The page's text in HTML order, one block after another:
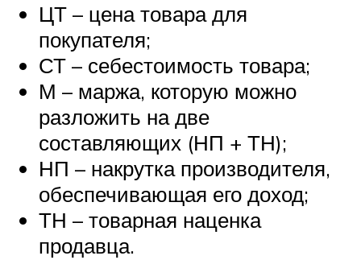
ЦТ – цена товара для
покупателя;
СТ – себестоимость товара;
М – маржа, которую можно
разложить на две
составляющих (НП + ТН);
НП – накрутка производителя,
обеспечивающая его доход;
ТН – товарная наценка
продавца.